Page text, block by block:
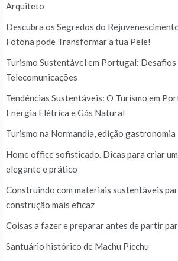
Arquiteto
Descubra os Segredos do
Fotona pode Transformar a tua Pele!
Turismo Sustentável em Portugal:
Telecomunicações
Tendências Sustentáveis: O Turismo em
Energia Elétrica e Gás Natural
Turismo na Normandia, edição gastronomia
Home office sofisticado. Dicas para criar
elegante e prático
Construindo com materiais sustentáveis
construção mais eficaz
Coisas a fazer e preparar antes de partir
Santuário histórico de Machu Picchu